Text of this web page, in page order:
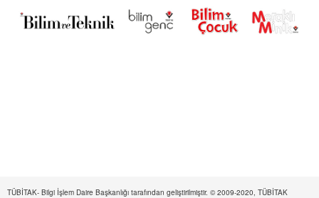
TÜBİTAK- Bilgi İşlem Daire Başkanlığı tarafından geliştirilmiştir. © 2009-2020, TÜBİTAK